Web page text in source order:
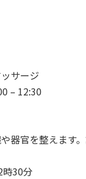
サージ
– 12:30
器官を整えます
30分